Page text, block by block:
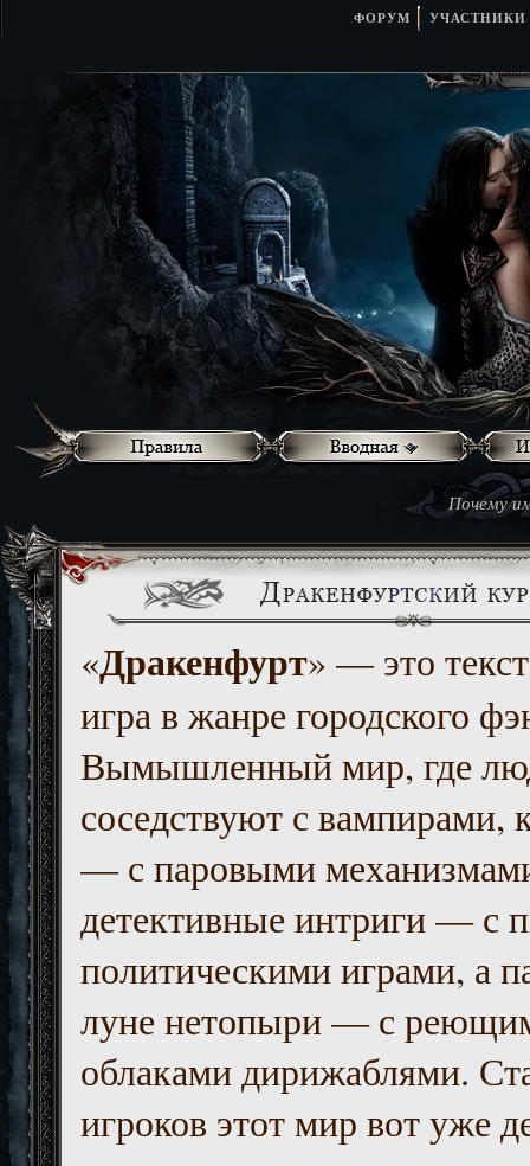
ФОРУМ УЧАСТНИКИ
Почему
«Дракенфурт» — это
игра в жанре городского
Вымышленный мир, где
соседствуют с вампирами,
— с паровыми
детективные интриги — с
политическими играми, а
луне нетопыри — с
облаками дирижаблями.
игроков этот мир вот уже